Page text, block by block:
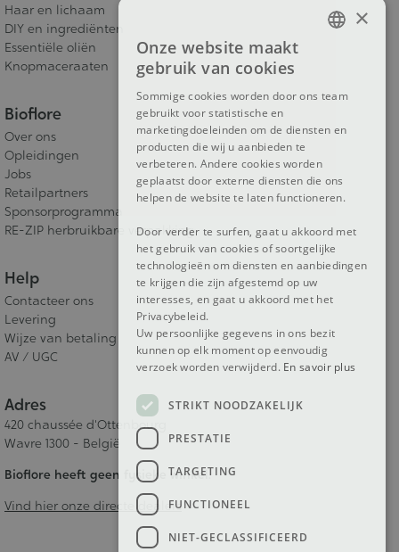
Haar en lichaam
DIY en ingrediënten
Essentiële oliën
Knopmaceraaten
Bioflore
Over ons
Opleidingen
Jobs
Retailpartners
Sponsorprogramma
RE-ZIP herbruikbare verpakking
Help
Contacteer ons
Levering
Wijze van betaling
AV / UGC
Adres
420 chaussée d'Ottenbourg
Wavre 1300 - België
Bioflore heeft geen fysieke winkel.
Vind hier onze directe dealers
×
Onze website maakt
gebruik van cookies
Sommige cookies worden door ons team
gebruikt voor statistische en
marketingdoeleinden om de diensten en
producten die wij u aanbieden te
verbeteren. Andere cookies worden
geplaatst door externe diensten die ons
helpen de website te laten functioneren.
Door verder te surfen, gaat u akkoord met
het gebruik van cookies of soortgelijke
technologieën om diensten en aanbiedingen
te krijgen die zijn afgestemd op uw
interesses, en gaat u akkoord met het
Privacybeleid.
Uw persoonlijke gegevens in ons bezit
kunnen op elk moment op eenvoudig
verzoek worden verwijderd. En savoir plus
STRIKT NOODZAKELIJK
PRESTATIE
TARGETING
FUNCTIONEEL
NIET-GECLASSIFICEERD